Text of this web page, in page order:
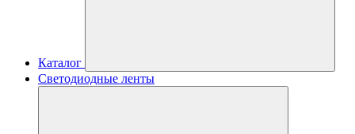
Каталог
Светодиодные ленты